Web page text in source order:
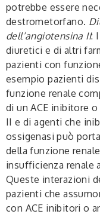
potrebbe essere
destrometorfano.
dell’angiotensina II:
diuretici e di altri
pazienti con
esempio pazienti
funzione renale
di un ACE inibitore
II e di agenti che
ossigenasi può
della funzione
insufficienza renale
Queste interazioni
pazienti che
con ACE inibitori o